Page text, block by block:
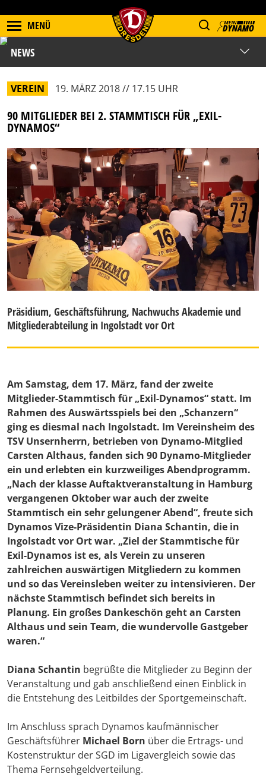
MENÜ
NEWS
VEREIN 19. MÄRZ 2018 // 17.15 UHR
90 MITGLIEDER BEI 2. STAMMTISCH FÜR „EXIL-
DYNAMOS“
Präsidium, Geschäftsführung, Nachwuchs Akademie und
Mitgliederabteilung in Ingolstadt vor Ort
Am Samstag, dem 17. März, fand der zweite
Mitglieder-Stammtisch für „Exil-Dynamos“ statt. Im
Rahmen des Auswärtsspiels bei den „Schanzern“
ging es diesmal nach Ingolstadt. Im Vereinsheim des
TSV Unsernherrn, betrieben von Dynamo-Mitglied
Carsten Althaus, fanden sich 90 Dynamo-Mitglieder
ein und erlebten ein kurzweiliges Abendprogramm.
„Nach der klasse Auftaktveranstaltung in Hamburg
vergangenen Oktober war auch der zweite
Stammtisch ein sehr gelungener Abend“, freute sich
Dynamos Vize-Präsidentin Diana Schantin, die in
Ingolstadt vor Ort war. „Ziel der Stammtische für
Exil-Dynamos ist es, als Verein zu unseren
zahlreichen auswärtigen Mitgliedern zu kommen
und so das Vereinsleben weiter zu intensivieren. Der
nächste Stammtisch befindet sich bereits in
Planung. Ein großes Dankeschön geht an Carsten
Althaus und sein Team, die wundervolle Gastgeber
waren.“
Diana Schantin begrüßte die Mitglieder zu Beginn der
Veranstaltung und gab anschließend einen Einblick in
die Entstehung des Leitbildes der Sportgemeinschaft.
Im Anschluss sprach Dynamos kaufmännischer
Geschäftsführer Michael Born über die Ertrags- und
Kostenstruktur der SGD im Ligavergleich sowie das
Thema Fernsehgeldverteilung.